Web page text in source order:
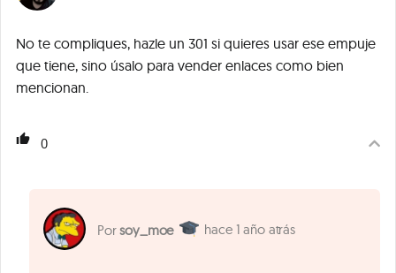
No te compliques, hazle un 301 si quieres usar ese empuje
que tiene, sino úsalo para vender enlaces como bien
mencionan.
0
soy_moe 1 año atrás